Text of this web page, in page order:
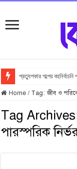
প্রত্যুপকার গল্পের
Home / Tag:জীব ও
Tag
পারস্পরিক